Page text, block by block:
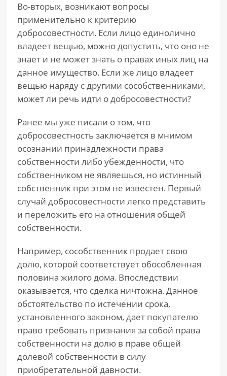
Во-вторых, возникают вопросы
применительно к критерию
добросовестности. Если лицо единолично
владеет вещью, можно допустить, что оно не
знает и не может знать о правах иных лиц на
данное имущество. Если же лицо владеет
вещью наряду с другими сособственниками,
может ли речь идти о добросовестности?
Ранее мы уже писали о том, что
добросовестность заключается в мнимом
осознании принадлежности права
собственности либо убежденности, что
собственником не являешься, но истинный
собственник при этом не известен. Первый
случай добросовестности легко представить
и переложить его на отношения общей
собственности.
Например, сособственник продает свою
долю, которой соответствует обособленная
половина жилого дома. Впоследствии
оказывается, что сделка ничтожна. Данное
обстоятельство по истечении срока,
установленного законом, дает покупателю
право требовать признания за собой права
собственности на долю в праве общей
долевой собственности в силу
приобретательной давности.